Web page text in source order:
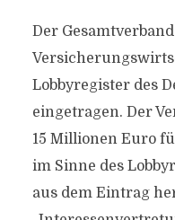
Der
Lobbyregister des
eingetragen. Der
15 Millionen Euro
im Sinne des
aus dem Eintrag